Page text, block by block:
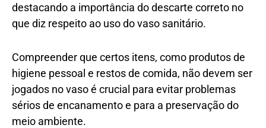
destacando a importância do descarte correto no
que diz respeito ao uso do vaso sanitário.
Compreender que certos itens, como produtos de
higiene pessoal e restos de comida, não devem ser
jogados no vaso é crucial para evitar problemas
sérios de encanamento e para a preservação do
meio ambiente.